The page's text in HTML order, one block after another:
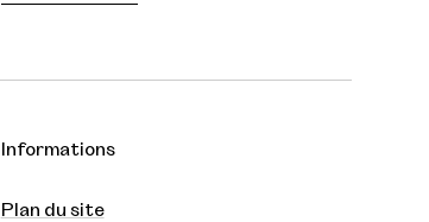
Informations
Plan du site